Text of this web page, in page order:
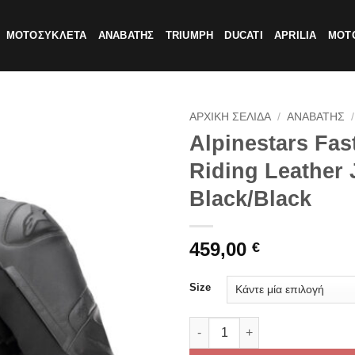
ΜΟΤΟΣΥΚΛΕΤΑ ΑΝΑΒΑΤΗΣ TRIUMPH DUCATI APRILIA
ΑΡΧΙΚΗ ΣΕΛΙΔΑ / ΑΝΑΒΑΤΗΣ /
Alpinestars
Riding Leather
Black/Black
459,00 €
Size
Alpinestars Faster v2 Sport